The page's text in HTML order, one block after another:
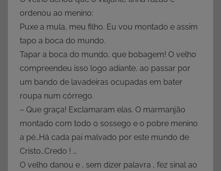
ordenou ao menino:
Puxe a mula, meu filho. Eu vou montado e assim
tapo a boca do mundo.
Tapar a boca do mundo, que bobagem! O velho
compreendeu isso logo adiante, ao passar por
um bando de lavadeiras ocupadas em bater
roupa num córrego.
– Que graça! Exclamaram elas. O marmanjão
montado com todo o sossego e o pobre menino
a pé…Há cada pai malvado por este mundo de
Cristo…Credo ! …
O velho danou e , sem dizer palavra , fez sinal ao